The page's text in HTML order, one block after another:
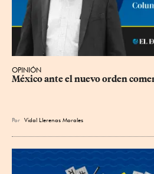
OPINIÓN
México ante el nuevo orden
Por Vidal Llerenas Morales